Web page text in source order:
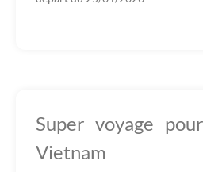
Super voyage
Vietnam